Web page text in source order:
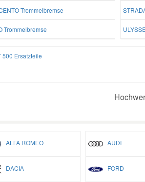
Trommelbremse
Trommelbremse
500 Ersatzteile
ALFA ROMEO AUDI
DACIA FORD